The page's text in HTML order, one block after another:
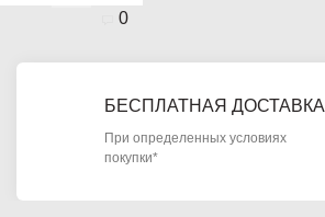
0
БЕСПЛАТНАЯ ДОСТАВКА
При определенных условиях
покупки*